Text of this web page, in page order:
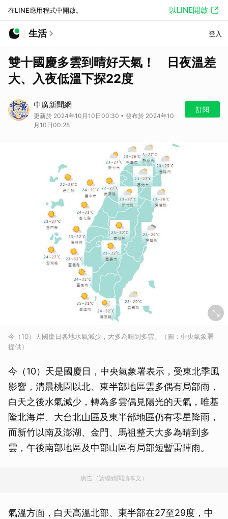
在LINE應用程式中開啟。 以LINE開啟
生活 登入
雙十國慶多雲到晴好天氣！ 日夜溫差
大、入夜低溫下探22度
中廣新聞網
更新於 2024年10月10日00:30 • 發布於 2024年10
月10日00:28
訂閱
今（10）天國慶日各地水氣減少，大多為晴到多雲。（圖：中央氣象署
提供）
今（10）天是國慶日，中央氣象署表示，受東北季風
影響，清晨桃園以北、東半部地區雲多偶有局部雨，
白天之後水氣減少，轉為多雲偶見陽光的天氣，唯基
隆北海岸、大台北山區及東半部地區仍有零星降雨，
而新竹以南及澎湖、金門、馬祖整天大多為晴到多
雲，午後南部地區及中部山區有局部短暫雷陣雨。
廣告（請繼續閱讀本文）
氣溫方面，白天高溫北部、東半部在27至29度，中